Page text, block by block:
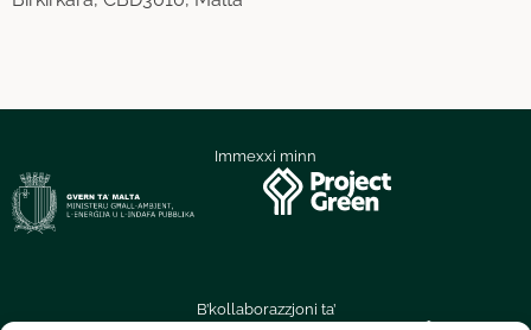
Immexxi minn
B’kollaborazzjoni ta’